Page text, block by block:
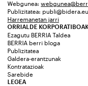
Webgunea:
Publizitatea:
Harremanetan jarri
ORRIALDE
Ezagutu BERRIA Taldea
BERRIA berri bloga
Publizitatea
Galdera-erantzunak
Kontratazioak
Sarebide
LEGEA